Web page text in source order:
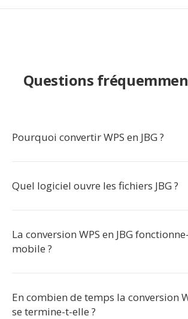
Questions
Pourquoi convertir WPS en JBG ?
Quel logiciel ouvre les fichiers JBG ?
La conversion WPS en JBG
mobile ?
En combien de temps la conversion
se termine-t-elle ?